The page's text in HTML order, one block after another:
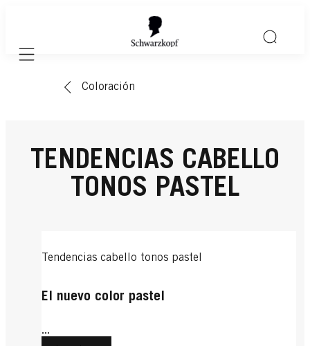
Mobile navigation
Coloración
TENDENCIAS CABELLO
TONOS PASTEL
Tendencias cabello tonos pastel
El nuevo color pastel
...